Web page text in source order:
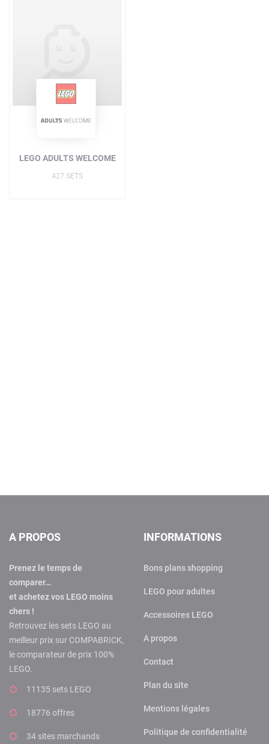
LEGO ADULTS WELCOME
427 SETS
A PROPOS
Prenez le temps de
comparer…
et achetez vos LEGO moins
chers !
Retrouvez les sets LEGO au
meilleur prix sur COMPABRICK,
le comparateur de prix 100%
LEGO.
11135 sets LEGO
18776 offres
34 sites marchands
INFORMATIONS
Bons plans shopping
LEGO pour adultes
Accessoires LEGO
A propos
Contact
Plan du site
Mentions légales
Politique de confidentialité